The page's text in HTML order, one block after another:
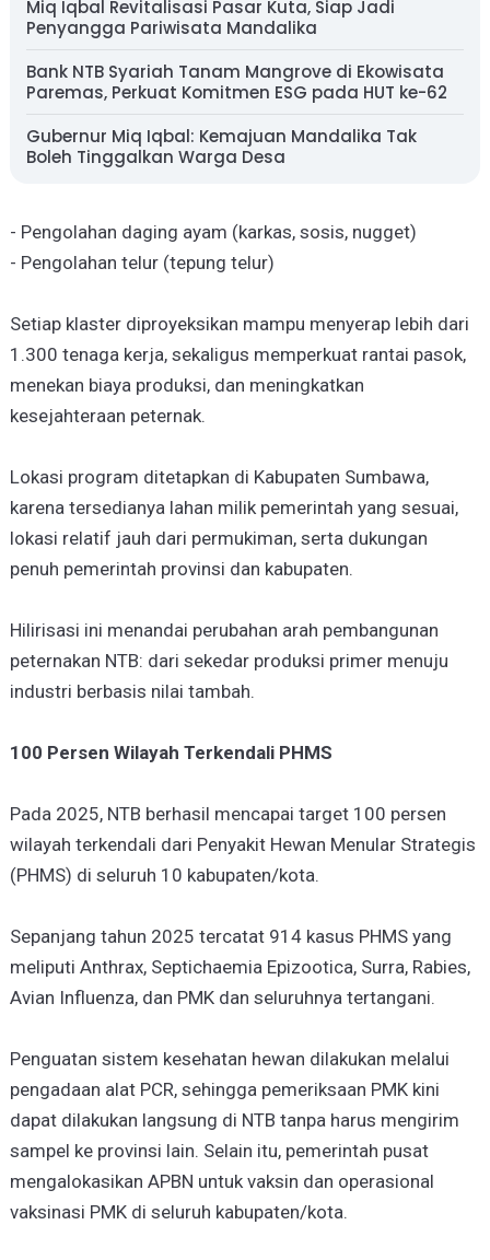
Miq Iqbal Revitalisasi Pasar Kuta, Siap Jadi
Penyangga Pariwisata Mandalika
Bank NTB Syariah Tanam Mangrove di Ekowisata
Paremas, Perkuat Komitmen ESG pada HUT ke-62
Gubernur Miq Iqbal: Kemajuan Mandalika Tak
Boleh Tinggalkan Warga Desa
- Pengolahan daging ayam (karkas, sosis, nugget)
- Pengolahan telur (tepung telur)
Setiap klaster diproyeksikan mampu menyerap lebih dari
1.300 tenaga kerja, sekaligus memperkuat rantai pasok,
menekan biaya produksi, dan meningkatkan
kesejahteraan peternak.
Lokasi program ditetapkan di Kabupaten Sumbawa,
karena tersedianya lahan milik pemerintah yang sesuai,
lokasi relatif jauh dari permukiman, serta dukungan
penuh pemerintah provinsi dan kabupaten.
Hilirisasi ini menandai perubahan arah pembangunan
peternakan NTB: dari sekedar produksi primer menuju
industri berbasis nilai tambah.
100 Persen Wilayah Terkendali PHMS
Pada 2025, NTB berhasil mencapai target 100 persen
wilayah terkendali dari Penyakit Hewan Menular Strategis
(PHMS) di seluruh 10 kabupaten/kota.
Sepanjang tahun 2025 tercatat 914 kasus PHMS yang
meliputi Anthrax, Septichaemia Epizootica, Surra, Rabies,
Avian Influenza, dan PMK dan seluruhnya tertangani.
Penguatan sistem kesehatan hewan dilakukan melalui
pengadaan alat PCR, sehingga pemeriksaan PMK kini
dapat dilakukan langsung di NTB tanpa harus mengirim
sampel ke provinsi lain. Selain itu, pemerintah pusat
mengalokasikan APBN untuk vaksin dan operasional
vaksinasi PMK di seluruh kabupaten/kota.